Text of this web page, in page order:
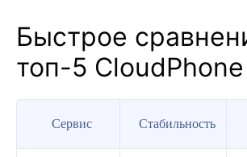
Быстрое
топ-5
Сервис Стабильность